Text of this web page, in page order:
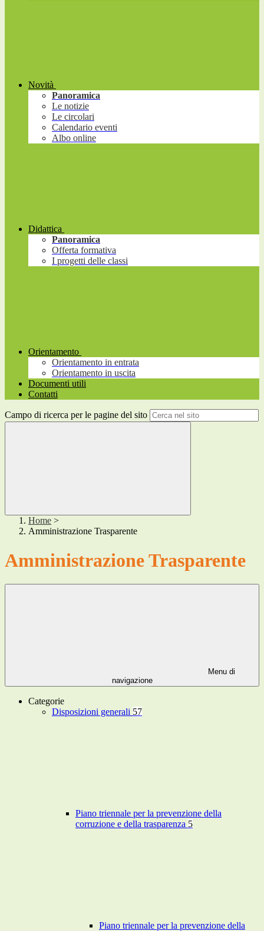
Novità
Panoramica
Le notizie
Le circolari
Calendario eventi
Albo online
Didattica
Panoramica
Offerta formativa
I progetti delle classi
Orientamento
Orientamento in entrata
Orientamento in uscita
Documenti utili
Contatti
Campo di ricerca per le pagine del sito
Home >
Amministrazione Trasparente
Amministrazione Trasparente
Menu di
navigazione
Categorie
Disposizioni generali 57
Piano triennale per la prevenzione della
corruzione e della trasparenza 5
Piano triennale per la prevenzione della